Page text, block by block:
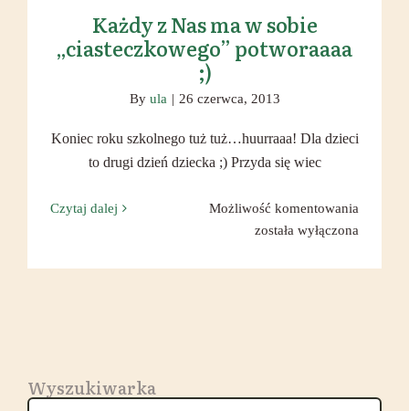
Każdy z Nas ma w sobie
„ciasteczkowego” potworaaaa
;)
By ula | 26 czerwca, 2013
Koniec roku szkolnego tuż tuż…huurraaa! Dla dzieci
to drugi dzień dziecka ;) Przyda się wiec
Czytaj dalej Możliwość komentowania
ma
została wyłączona
Wyszukiwarka